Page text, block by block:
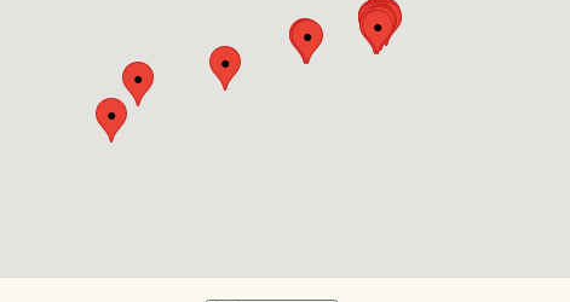
●
●
●●
●
●
●
●
●
●
●●
●●●
●●
●
● ●●
●
●
●
●
●